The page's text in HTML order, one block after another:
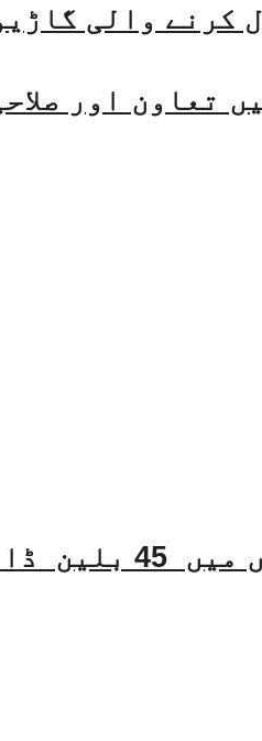
کرنے والی
تعاون اور